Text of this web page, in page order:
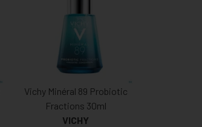
Vichy Minéral 89 Probiotic
Fractions 30ml
VICHY